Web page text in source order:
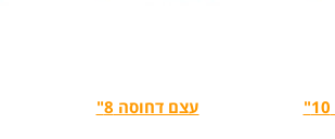
עצם דחוסה 8"